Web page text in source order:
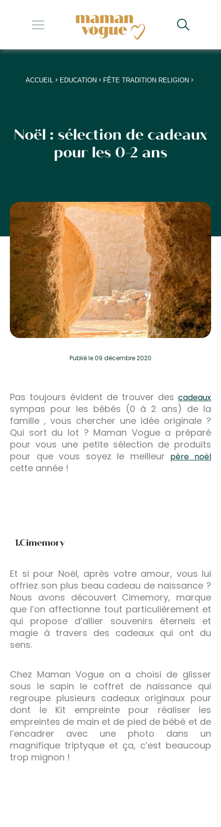
+
+
+
+
ACCUEIL > EDUCATION > FÊTE TRADITION RELIGION >
Noël : sélection de cadeaux
pour les 0-2 ans
Publiéle 09 décembre 2020
Pas toujours évident de trouver des cadeaux
sympas pour les bébés (0 à 2 ans) de la
famille , vous chercher une idée originale ?
Qui sort du lot ? Maman Vogue a préparé
pour vous une petite sélection de produits
pour que vous soyez le meilleur père noël
cette année !
1.Cimemory
Et si pour Noël, après votre amour, vous lui
offriez son plus beau cadeau de naissance ?
Nous avons découvert Cimemory, marque
que l’on affectionne tout particulièrement et
qui propose d’allier souvenirs éternels et
magie à travers des cadeaux qui ont du
sens.
Chez Maman Vogue on a choisi de glisser
sous le sapin le coffret de naissance qui
regroupe plusieurs cadeaux originaux pour
dont le Kit empreinte pour réaliser les
empreintes de main et de pied de bébé et de
l’encadrer avec une photo dans un
magnifique triptyque et ça, c’est beaucoup
trop mignon !